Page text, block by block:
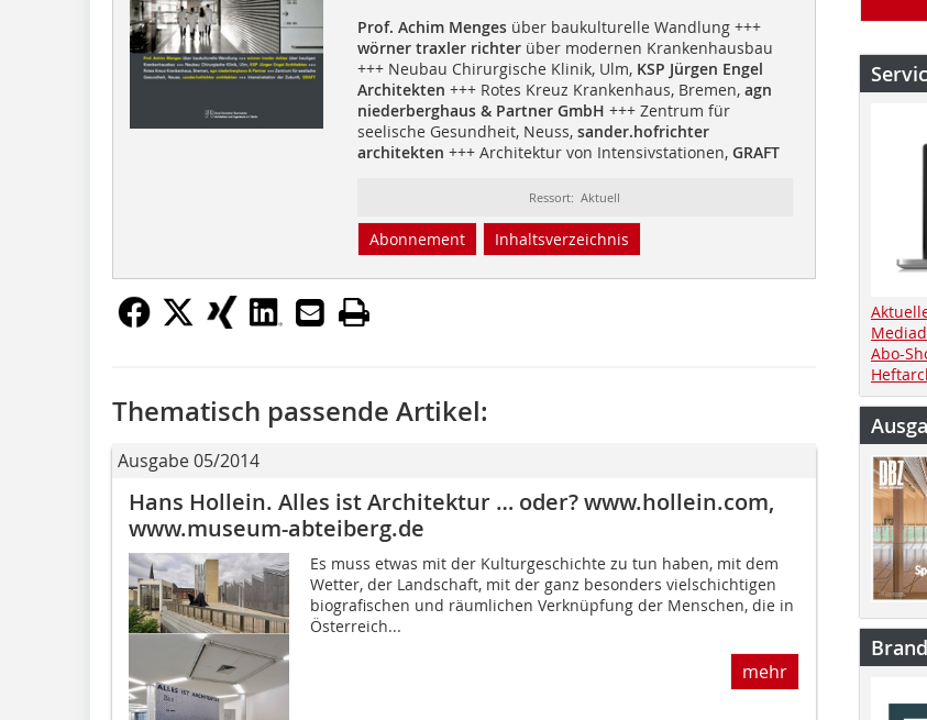
Prof. Achim Menges über baukulturelle Wandlung +++
wörner traxler richterüber modernen Krankenhausbau
+++ Neubau Chirurgische Klinik, Ulm, KSP Jürgen Engel
Architekten +++ Rotes Kreuz Krankenhaus, Bremen, agn
niederberghaus & Partner GmbH +++ Zentrum für
seelische Gesundheit, Neuss, sander.hofrichter
architekten +++ Architektur von Intensivstationen, GRAFT
Ressort: Aktuell
Abonnement Inhaltsverzeichnis
Thematisch passende Artikel:
Ausgabe 05/2014
Hans Hollein. Alles ist Architektur … oder? www.hollein.com,
www.museum-abteiberg.de
Es muss etwas mit der Kulturgeschichte zu tun haben, mit dem
Wetter, der Landschaft, mit der ganz besonders vielschichtigen
biografischen und räumlichen Verknüpfung der Menschen, die in
Österreich...
mehr
Abo-